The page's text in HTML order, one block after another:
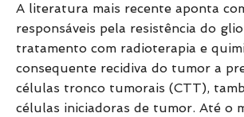
A literatura mais recente aponta
responsáveis pela resistência do
tratamento com radioterapia e
consequente recidiva do tumor a
células tronco tumorais (CTT),
células iniciadoras de tumor. Até o